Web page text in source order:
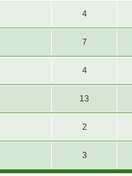
4
7
4
13
2
3